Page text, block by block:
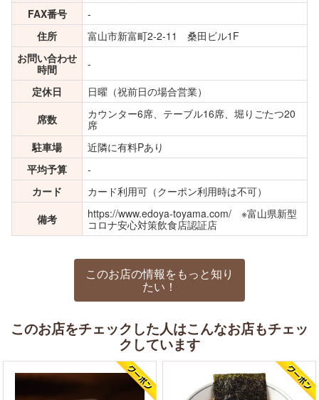
FAX番号
-
住所
富山市新富町2-2-11 桑田ビル1F
お問い合わせ
時間
-
定休日
日曜（祝前日の場合営業）
席数
カウンター6席、テーブル16席、堀りごたつ20
席
駐車場
近隣に有料Pあり
平均予算
-
カード
カード利用可（クーポン利用時は不可）
備考
https://www.edoya-toyama.com/ ※富山県新型
コロナ安心対策飲食店認証店
このお店の情報をもっと知り
たい！
このお店をチェックした人はこんなお店もチェッ
クしています